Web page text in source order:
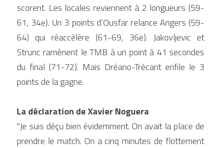
scorent. Les locales reviennent à 2 longueurs (59-
61, 34e). Un 3 points d’Ousfar relance Angers (59-
64) qui réaccélère (61-69, 36e). Jakovljevic et
Strunc ramènent le TMB à un point à 41 secondes
du final (71-72). Mais Dréano-Trécant enfile le 3
points de la gagne.
La déclaration de Xavier Noguera
"Je suis déçu bien évidemment. On avait la place de
prendre le match. On a cinq minutes de flottement